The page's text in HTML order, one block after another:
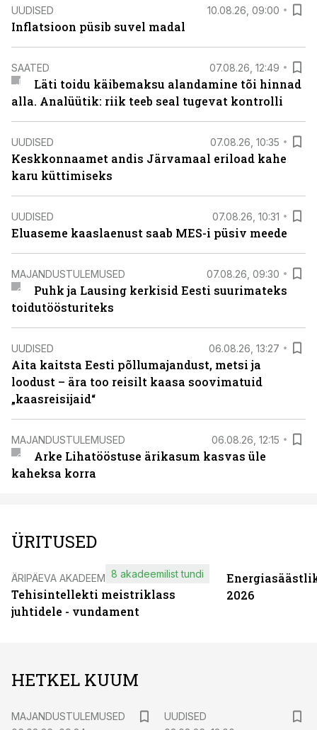
UUDISED 10.08.26, 09:00
Inflatsioon püsib suvel madal
SAATED 07.08.26, 12:49
Läti toidu käibemaksu alandamine tõi hinnad
alla. Analüütik: riik teeb seal tugevat kontrolli
UUDISED 07.08.26, 10:35
Keskkonnaamet andis Järvamaal eriload kahe
karu küttimiseks
UUDISED 07.08.26, 10:31
Eluaseme kaaslaenust saab MES-i püsiv meede
MAJANDUSTULEMUSED 07.08.26, 09:30
Puhk ja Lausing kerkisid Eesti suurimateks
toidutöösturiteks
UUDISED 06.08.26, 13:27
Aita kaitsta Eesti põllumajandust, metsi ja
loodust – ära too reisilt kaasa soovimatuid
„kaasreisijaid“
MAJANDUSTULEMUSED 06.08.26, 12:15
Arke Lihatööstuse ärikasum kasvas üle
kaheksa korra
ÜRITUSED
ÄRIPÄEVA AKADEEMIA
Tehisintellekti meistriklass
juhtidele - vundament
8 akadeemilist tundi
2026
HETKEL KUUM
MAJANDUSTULEMUSED
UUDISED